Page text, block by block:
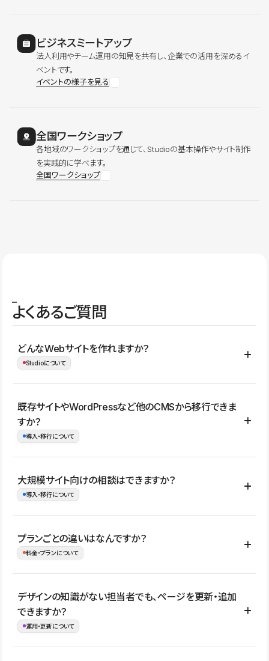
ビジネスミートアップ
法人利用やチーム運用の知見を共有し、企業での活用を深めるイ
ベントです。
イベントの様子を見る
全国ワークショップ
各地域のワークショップを通じて、Studioの基本操作やサイト制作
を実践的に学べます。
全国ワークショップ
よくあるご質問
どんなWebサイトを作れますか？
Studioについて
コーポレートサイト、サービスサイト、LP、採用サイト、ブロ
グ・メディア、イベントサイト、店舗・商品紹介サイト、ポートフ
ォリオなど幅広く制作できます。
既存サイトやWordPressなど他のCMSから移行できま
すか？
導入・移行について
はい。既存サイトの構成やコンテンツ、URLを整理したうえで、
Studio上に再構築する形で移行できます。 WordPressの場合は、
イト全体のデザインや設定がそのまま移行されるわけではないた
め、移行後にページ構成やデザイン、CMS設計、URL・リダイレク
大規模サイト向けの相談はできますか？
導入・移行について
はい。アクセス規模が大きいサイトや、複数部門での運用、権限管
理、セキュリティ確認、既存システムとの連携など、個別の要件が
ない段階でも、お問い合わせください。
お問合せはこちら
プランごとの違いはなんですか？
料金・プランについて
公開ページ数、バージョン履歴の期間、CMS利用数の上限、権限
管理の有無などがプランごとに異なります。詳しくは料金プランペ
ージをご覧ください。
デザインの知識がない担当者でも、ページを更新・追加
できますか？
運用・更新について